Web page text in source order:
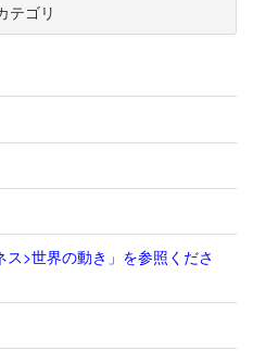
テゴリ
>世界の動き」を参照くださ